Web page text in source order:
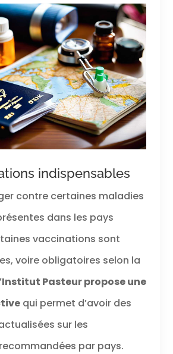
indispensables
contre certaines maladies
dans les pays
vaccinations sont
voire obligatoires selon la
Pasteur propose une
qui permet d’avoir des
sur les
par pays.